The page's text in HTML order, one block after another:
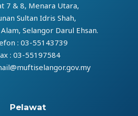
7 & 8, Menara Utara,
Sultan Idris Shah,
Selangor Darul Ehsan.
: 03-55143739
: 03-55197584
Pelawat